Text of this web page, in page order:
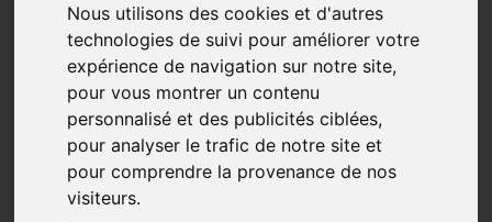
Nous utilisons des cookies et d'autres
technologies de suivi pour améliorer votre
expérience de navigation sur notre site,
pour vous montrer un contenu
personnalisé et des publicités ciblées,
pour analyser le trafic de notre site et
pour comprendre la provenance de nos
visiteurs.
Le GHR salue l’adoption par le
Sénat d’une proposition de
loi pour une meilleure
régulation des meublés de
tourisme